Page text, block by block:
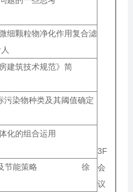
3F
会
议
细颗粒物净化作用复合滤
建筑技术规范》简
污染物种类及其阈值确定
一体化的组合运用
及节能策略 徐